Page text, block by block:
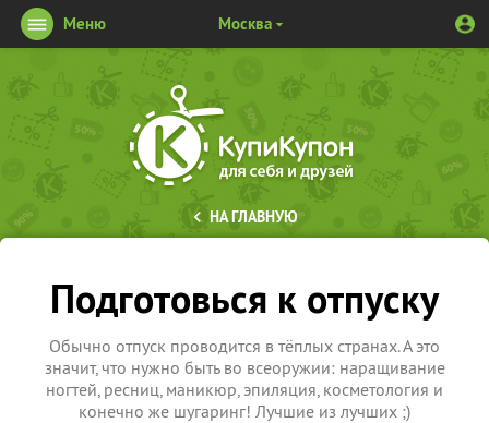
Меню Москва
НА ГЛАВНУЮ
Подготовься к отпуску
Обычно отпуск проводится в тёплых странах. А это
значит, что нужно быть во всеоружии: наращивание
ногтей, ресниц, маникюр, эпиляция, косметология и
конечно же шугаринг! Лучшие из лучших ;)